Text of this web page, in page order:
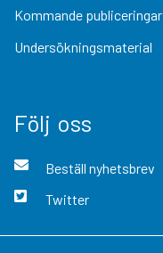
Kommande publiceringar
Undersökningsmaterial
Följ oss
Beställ nyhetsbrev
Twitter